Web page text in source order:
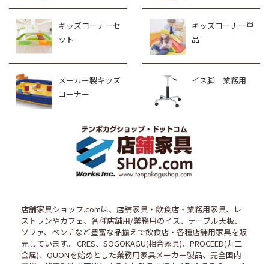
キッズコーナーセ
ット
キッズコーナー単
品
メーカー製キッズ
コーナー
イス脚 業務用
店舗家具ショップ.comは、店舗家具・飲食店・業務用家具、レ
ストランやカフェ、各種店舗用/業務用のイス、テーブル天板、
ソファ、ベンチなど豊富な品揃えで飲食店・各種店舗用家具を販
売しています。 CRES、SOGOKAGU(相合家具)、PROCEED(丸二
金属)、QUONを始めとした業務用家具メーカー製品、完全国内